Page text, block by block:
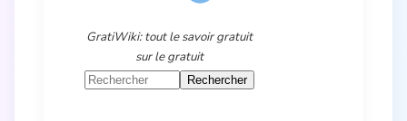
GratiWiki: tout le savoir gratuit
sur le gratuit